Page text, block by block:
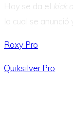
Hoy se da el kick
la cual se
Roxy Pro
Quiksilver Pro